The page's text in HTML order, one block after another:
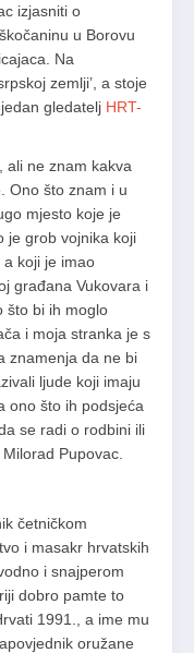
izjasniti o
u Borovu
Na
zemlji’, a stoje
gledatelj HRT-
ali ne znam kakva
Ono što znam i u
mjesto koje je
je grob vojnika koji
koji je imao
građana Vukovara i
što bi ih moglo
i moja stranka je s
znamenja da ne bi
ljude koji imaju
ono što ih podsjeća
se radi o rodbini ili
Pupovac.
četničkom
i masakr hrvatskih
i snajperom
dobro pamte to
1991., a ime mu
oružane